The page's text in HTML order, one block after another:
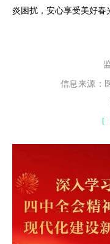
炎困扰，安心享受美好春
信息来源：
[